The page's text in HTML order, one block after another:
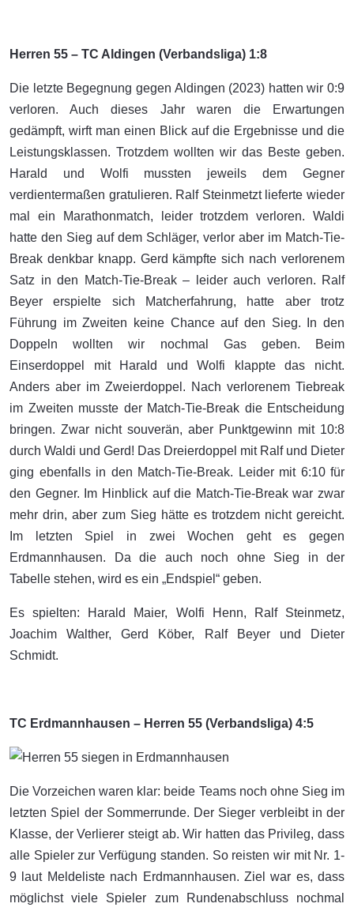
Herren 55 – TC Aldingen (Verbandsliga) 1:8
Die letzte Begegnung gegen Aldingen (2023) hatten wir 0:9
verloren. Auch dieses Jahr waren die Erwartungen
gedämpft, wirft man einen Blick auf die Ergebnisse und die
Leistungsklassen. Trotzdem wollten wir das Beste geben.
Harald und Wolfi mussten jeweils dem Gegner
verdientermaßen gratulieren. Ralf Steinmetzt lieferte wieder
mal ein Marathonmatch, leider trotzdem verloren. Waldi
hatte den Sieg auf dem Schläger, verlor aber im Match-Tie-
Break denkbar knapp. Gerd kämpfte sich nach verlorenem
Satz in den Match-Tie-Break – leider auch verloren. Ralf
Beyer erspielte sich Matcherfahrung, hatte aber trotz
Führung im Zweiten keine Chance auf den Sieg. In den
Doppeln wollten wir nochmal Gas geben. Beim
Einserdoppel mit Harald und Wolfi klappte das nicht.
Anders aber im Zweierdoppel. Nach verlorenem Tiebreak
im Zweiten musste der Match-Tie-Break die Entscheidung
bringen. Zwar nicht souverän, aber Punktgewinn mit 10:8
durch Waldi und Gerd! Das Dreierdoppel mit Ralf und Dieter
ging ebenfalls in den Match-Tie-Break. Leider mit 6:10 für
den Gegner. Im Hinblick auf die Match-Tie-Break war zwar
mehr drin, aber zum Sieg hätte es trotzdem nicht gereicht.
Im letzten Spiel in zwei Wochen geht es gegen
Erdmannhausen. Da die auch noch ohne Sieg in der
Tabelle stehen, wird es ein „Endspiel“ geben.
Es spielten: Harald Maier, Wolfi Henn, Ralf Steinmetz,
Joachim Walther, Gerd Köber, Ralf Beyer und Dieter
Schmidt.
TC Erdmannhausen – Herren 55 (Verbandsliga) 4:5
Die Vorzeichen waren klar: beide Teams noch ohne Sieg im
letzten Spiel der Sommerrunde. Der Sieger verbleibt in der
Klasse, der Verlierer steigt ab. Wir hatten das Privileg, dass
alle Spieler zur Verfügung standen. So reisten wir mit Nr. 1-
9 laut Meldeliste nach Erdmannhausen. Ziel war es, dass
möglichst viele Spieler zum Rundenabschluss nochmal